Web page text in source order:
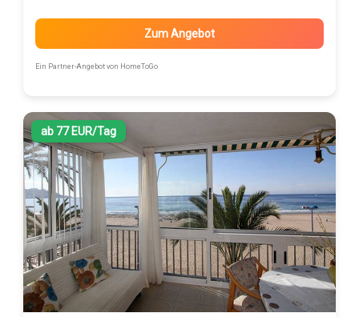
Zum Angebot
Ein Partner-Angebot von HomeToGo
ab 77 EUR/Tag